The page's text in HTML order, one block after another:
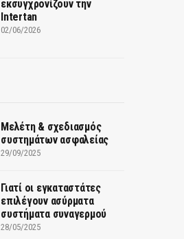
εκσυγχρονίζουν την
Intertan
02/06/2026
Μελέτη & σχεδιασμός
συστημάτων ασφαλείας
29/09/2025
Γιατί οι εγκαταστάτες
επιλέγουν ασύρματα
συστήματα συναγερμού
28/05/2025